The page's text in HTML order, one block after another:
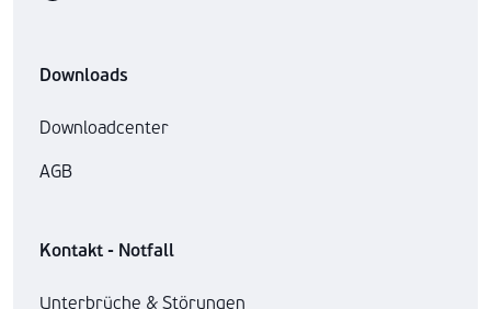
Downloads
Downloadcenter
AGB
Kontakt - Notfall
Unterbrüche & Störungen